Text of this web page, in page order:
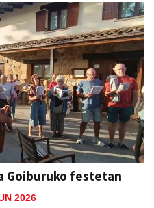
Goiburuko festetan
2026